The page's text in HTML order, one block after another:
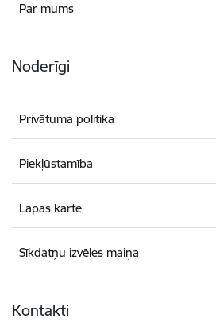
Par mums
Noderīgi
Privātuma politika
Piekļūstamība
Lapas karte
Sīkdatņu izvēles maiņa
Kontakti